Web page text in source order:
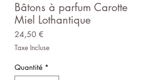
Bâtons à parfum Carotte
Miel Lothantique
24,50 €
Taxe Incluse
Quantité *